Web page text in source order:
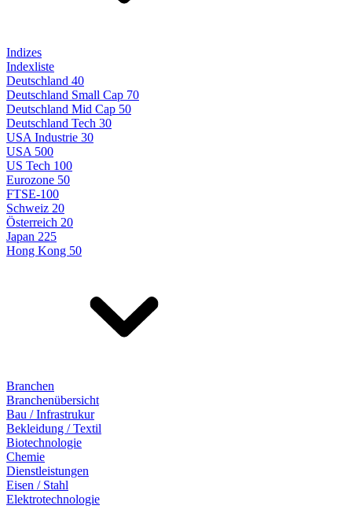
Indizes
Indexliste
Deutschland 40
Deutschland Small Cap 70
Deutschland Mid Cap 50
Deutschland Tech 30
USA Industrie 30
USA 500
US Tech 100
Eurozone 50
FTSE-100
Schweiz 20
Österreich 20
Japan 225
Hong Kong 50
Branchen
Branchenübersicht
Bau / Infrastrukur
Bekleidung / Textil
Biotechnologie
Chemie
Dienstleistungen
Eisen / Stahl
Elektrotechnologie